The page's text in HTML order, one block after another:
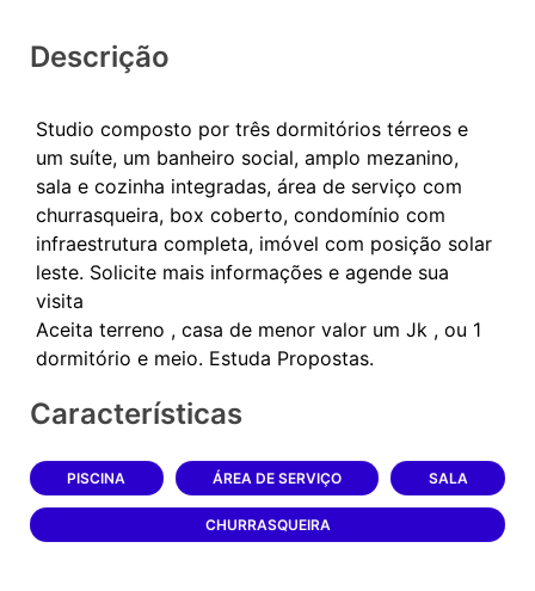
Descrição
Studio composto por três dormitórios térreos e
um suíte, um banheiro social, amplo mezanino,
sala e cozinha integradas, área de serviço com
churrasqueira, box coberto, condomínio com
infraestrutura completa, imóvel com posição solar
leste. Solicite mais informações e agende sua
visita
Aceita terreno , casa de menor valor um Jk , ou 1
Características
PISCINA ÁREA DE SERVIÇO SALA
CHURRASQUEIRA